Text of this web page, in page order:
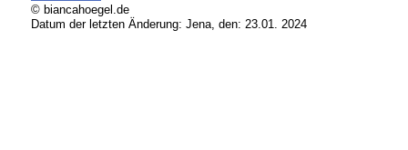
© biancahoegel.de
Datum der letzten Änderung: Jena, den: 23.01. 2024